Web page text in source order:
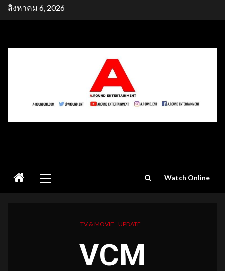
Skipสิงหาคม 6, 2026
Menu
Watch Online
TV & MOVIE UPDATE
VCM